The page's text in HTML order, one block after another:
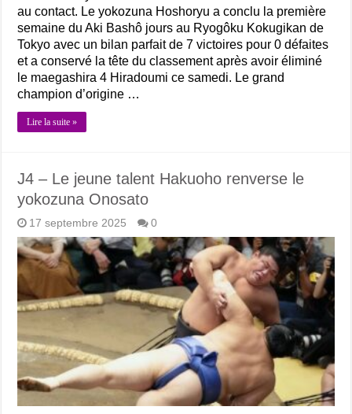
au contact. Le yokozuna Hoshoryu a conclu la première
semaine du Aki Bashô jours au Ryogôku Kokugikan de
Tokyo avec un bilan parfait de 7 victoires pour 0 défaites
et a conservé la tête du classement après avoir éliminé
le maegashira 4 Hiradoumi ce samedi. Le grand
champion d’origine …
Lire la suite »
J4 – Le jeune talent Hakuoho renverse le
yokozuna Onosato
17 septembre 2025 0